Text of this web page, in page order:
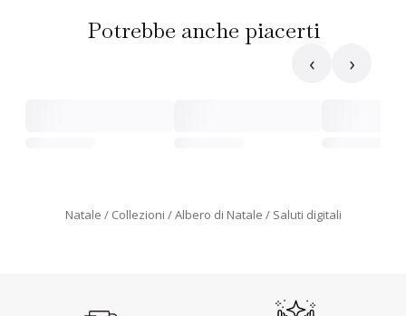
Potrebbe anche piacerti
‹ ›
Natale Collezioni Albero di Natale Saluti digitali